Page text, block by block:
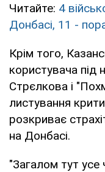
Читайте: 4
Донбасі, 11 -
Крім того,
користувача під
Стрєлкова і
листування
розкриває
на Донбасі.
"Загалом тут усе